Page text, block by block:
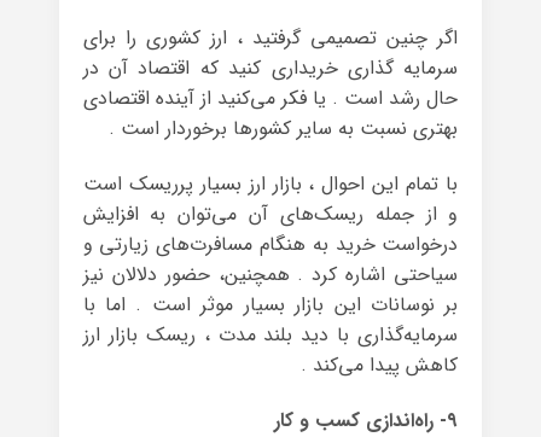
اگر چنین تصمیمی گرفتید ،‌ ارز کشوری را برای
سرمایه گذاری خریداری کنید که اقتصاد آن در
حال رشد است . یا فکر می‌کنید از آینده اقتصادی
بهتری نسبت به سایر کشورها برخوردار است .
با تمام این احوال ، بازار ارز بسیار پرریسک است
و از جمله ریسک‌های آن می‌توان به افزایش
درخواست خرید به هنگام مسافرت‌های زیارتی و
سیاحتی اشاره کرد . همچنین، حضور دلالان نیز
بر نوسانات این بازار بسیار موثر است . اما با
سرمایه‌گذاری با دید بلند مدت ، ریسک بازار ارز
کاهش پیدا می‌کند .
۹- راه‌اندازی کسب و کار